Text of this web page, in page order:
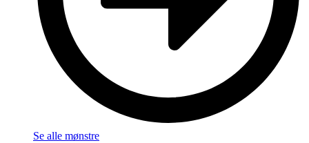
Se alle mønstre